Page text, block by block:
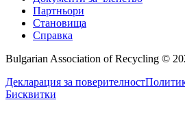
Партньори
Становища
Справка
Bulgarian Association of Recycling ©
Декларация за поверителност
Бисквитки